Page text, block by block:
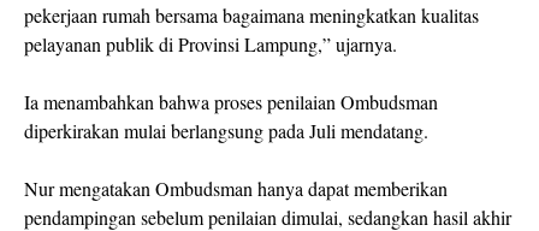
pekerjaan rumah bersama bagaimana meningkatkan kualitas
pelayanan publik di Provinsi Lampung,” ujarnya.
Ia menambahkan bahwa proses penilaian Ombudsman
diperkirakan mulai berlangsung pada Juli mendatang.
Nur mengatakan Ombudsman hanya dapat memberikan
pendampingan sebelum penilaian dimulai, sedangkan hasil akhir